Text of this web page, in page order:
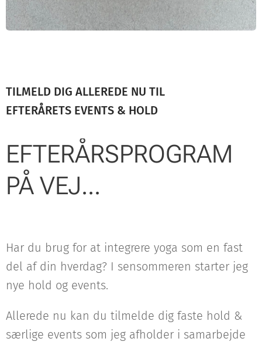
TILMELD DIG ALLEREDE NU TIL
EFTERÅRETS EVENTS & HOLD
EFTERÅRSPROGRAM
PÅ VEJ...
Har du brug for at integrere yoga som en fast
del af din hverdag? I sensommeren starter jeg
nye hold og events.
Allerede nu kan du tilmelde dig faste hold &
særlige events som jeg afholder i samarbejde